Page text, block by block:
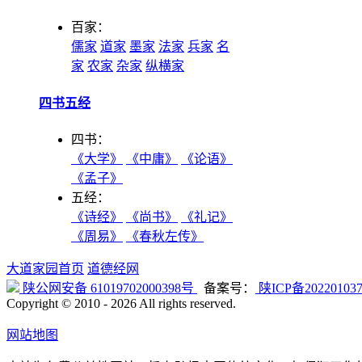
百家：
儒家 道家 墨家 法家 兵家 名
家 农家 杂家 纵横家
四书五经
四书：
《大学》
《中庸》
《论语》
《孟子》
五经：
《诗经》
《尚书》
《礼记》
《周易》
《春秋左传》
大道家园首页 道德经网
陕公网安备 61019702000398号
备案号：
陕ICP备
Copyright © 2010 - 2026 All rights reserved.
网站地图